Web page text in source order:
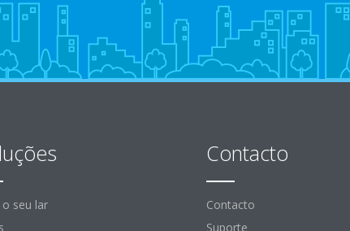
o seu lar
Contacto
Contacto
Suporte